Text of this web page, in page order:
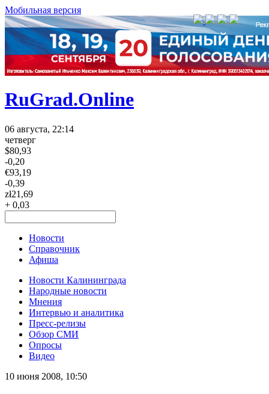
Мобильная версия
RuGrad.Online
06 августа, 22:14
четверг
$80,93
-0,20
€93,19
-0,39
zł21,69
+ 0,03
Новости
Справочник
Афиша
Новости Калининграда
Народные новости
Мнения
Интервью и аналитика
Пресс-релизы
Обзор СМИ
Опросы
Видео
10 июня 2008, 10:50